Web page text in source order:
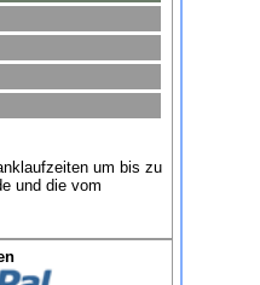
um bis zu
und die vom